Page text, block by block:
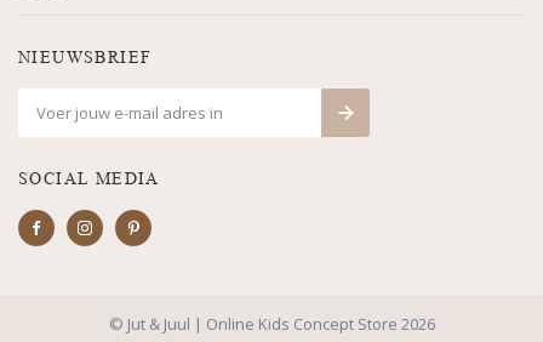
NIEUWSBRIEF
SOCIAL MEDIA
© Jut & Juul | Online Kids Concept Store 2026